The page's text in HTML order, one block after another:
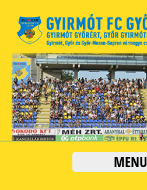
MENU